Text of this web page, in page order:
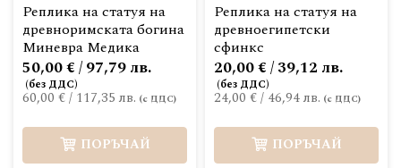
Реплика на статуя на
древноримската богина
Миневра Медика
60,00 €/ 117,35 лв.
50,00 € / 97,79 лв.
ПОРЪЧАЙ
Реплика на статуя на
древноегипетски
сфинкс
24,00 €/ 46,94 лв.
20,00 € / 39,12 лв.
ПОРЪЧАЙ